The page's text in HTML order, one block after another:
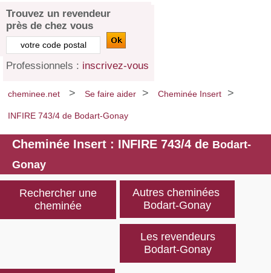
Trouvez un revendeur
près de chez vous
Professionnels : inscrivez-vous
cheminee.net > Se faire aider > Cheminée Insert >
INFIRE 743/4 de Bodart-Gonay
Cheminée Insert : INFIRE 743/4 de Bodart-
Gonay
Rechercher une
cheminée
Les revendeurs
Bodart-Gonay